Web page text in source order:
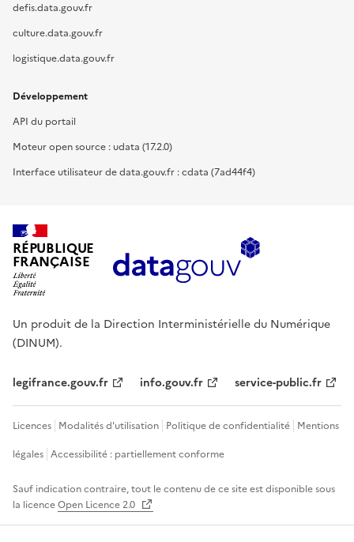
defis.data.gouv.fr
culture.data.gouv.fr
logistique.data.gouv.fr
Développement
API du portail
Moteur open source : udata (17.2.0)
Interface utilisateur de data.gouv.fr : cdata (7ad44f4)
RÉPUBLIQUE
FRANÇAISE
Un produit de la Direction Interministérielle du Numérique
(DINUM).
legifrance.gouv.fr info.gouv.fr service-public.fr
Licences Modalités d'utilisation Politique de confidentialité Mentions
légales Accessibilité : partiellement conforme
Sauf indication contraire, tout le contenu de ce site est disponible sous
la licenceOpen Licence 2.0